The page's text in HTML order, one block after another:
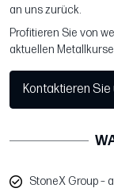
an uns zurück.
Profitieren Sie von
aktuellen
Kontaktieren Sie
StoneX Group –